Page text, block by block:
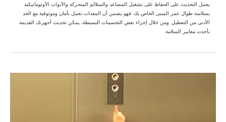
يعمل التحديث على الحفاظ على تشغيل المصاعد والسلالم المتحركة والأبواب الأوتوماتيكية
بسلاسة طوال عمر المبنى الخاص بك. فهو يضمن أن المعدات تعمل بأمان وموثوقية مع الحد
الأدنى من التعطيل. ومن خلال إجراء بعض التحسينات البسيطة، يمكن تحديث أجهزتك القديمة
بأحدث معايير السلامة.